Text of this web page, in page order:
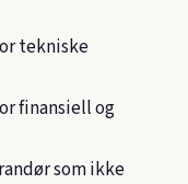
tekniske
finansiell og
som ikke